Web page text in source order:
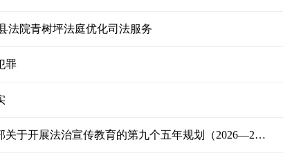
法院青树坪法庭优化司法服务
罪
中共中央国务院转发《中央宣传部、司法部关于开展法治宣传教育的第九个五年规划（2026—2030年）》